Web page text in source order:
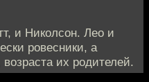
и Николсон. Лео и
ровесники, а
их родителей.